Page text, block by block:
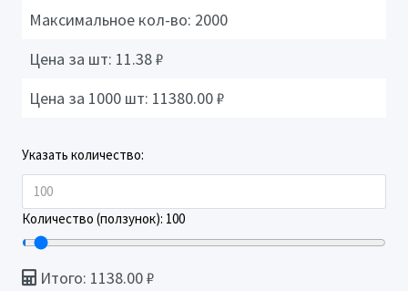
Максимальное кол-во: 2000
Цена за шт: 11.38₽
Цена за 1000 шт: 11380.00₽
Указать количество:
Количество (ползунок): 100
Итого: 1138.00₽